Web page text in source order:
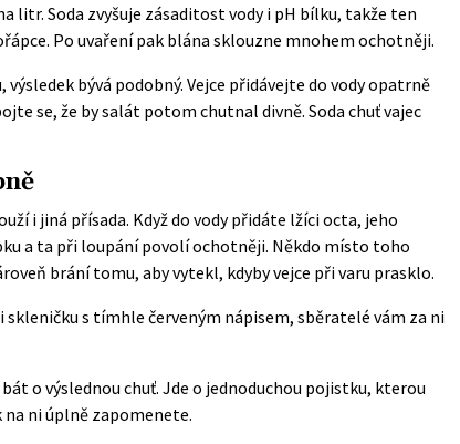
litr. Soda zvyšuje zásaditost vody i pH bílku, takže ten
Po uvaření pak blána sklouzne mnohem ochotněji.
bývá podobný. Vejce přidávejte do vody opatrně
se, že by salát potom chutnal divně. Soda chuť vajec
i jiná přísada. Když do vody přidáte lžíci octa, jeho
a ta při loupání povolí ochotněji. Někdo místo toho
brání tomu, aby vytekl, kdyby vejce při varu prasklo.
skleničku s tímhle červeným nápisem, sběratelé vám za ni
o výslednou chuť. Jde o jednoduchou pojistku, kterou
na ni úplně zapomenete.